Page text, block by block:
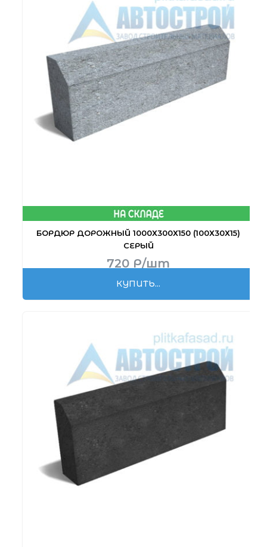
БОРДЮР ДОРОЖНЫЙ 1000Х300Х150 (100Х30Х15)
СЕРЫЙ
720 Р/шт
КУПИТЬ...